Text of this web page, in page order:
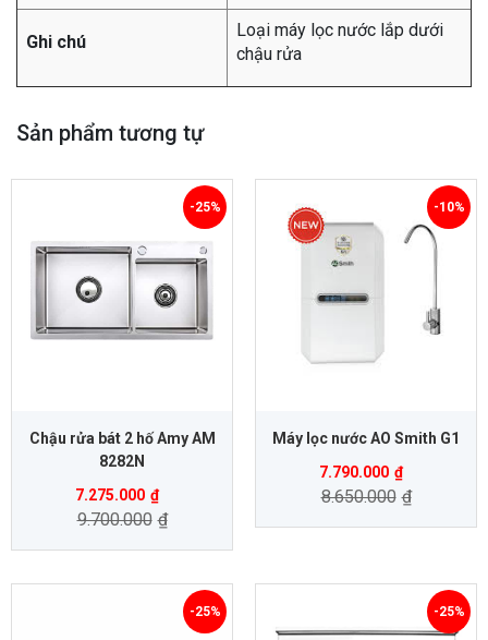
Ghi chú
Loại máy lọc nước lắp dưới
chậu rửa
Sản phẩm tương tự
Chậu rửa bát 2 hố Amy AM
8282N
7.275.000 ₫
9.700.000 ₫
-25%
Máy lọc nước AO Smith G1
7.790.000 ₫
8.650.000 ₫
-10%
-25% -25%